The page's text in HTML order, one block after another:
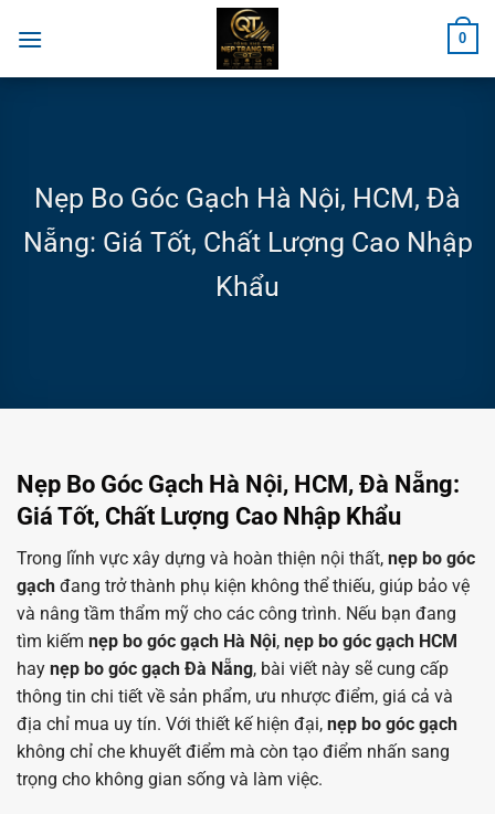
đến
0
Nẹp Bo Góc Gạch Hà Nội, HCM, Đà
Nẵng: Giá Tốt, Chất Lượng Cao Nhập
Khẩu
Nẹp Bo Góc Gạch Hà Nội, HCM, Đà Nẵng:
Giá Tốt, Chất Lượng Cao Nhập Khẩu
Trong lĩnh vực xây dựng và hoàn thiện nội thất, nẹp bo góc
gạch đang trở thành phụ kiện không thể thiếu, giúp bảo vệ
và nâng tầm thẩm mỹ cho các công trình. Nếu bạn đang
tìm kiếm nẹp bo góc gạch Hà Nội, nẹp bo góc gạch HCM
hay nẹp bo góc gạch Đà Nẵng, bài viết này sẽ cung cấp
thông tin chi tiết về sản phẩm, ưu nhược điểm, giá cả và
địa chỉ mua uy tín. Với thiết kế hiện đại, nẹp bo góc gạch
không chỉ che khuyết điểm mà còn tạo điểm nhấn sang
trọng cho không gian sống và làm việc.